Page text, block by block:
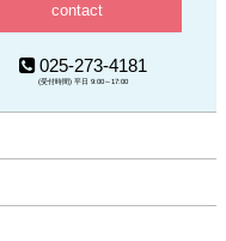
contact
025-273-4181
(受付時間) 平日 9:00～17:00